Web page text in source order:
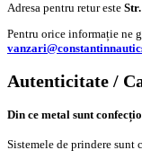
Adresa pentru retur este
Pentru orice informație ne
Autenticitate /
Din ce metal sunt
Sistemele de prindere